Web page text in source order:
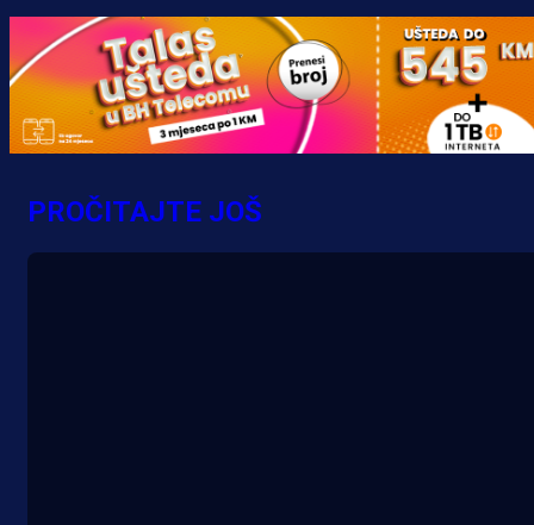
Promo vijesti
MrBit: Isprati kvalifikacije za
evropska takmičenja i preuzmi
bonus dobrodošlice!
PROČITAJTE JOŠ